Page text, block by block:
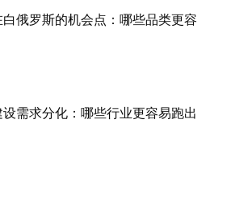
俄罗斯的机会点：哪些品类更容
需求分化：哪些行业更容易跑出